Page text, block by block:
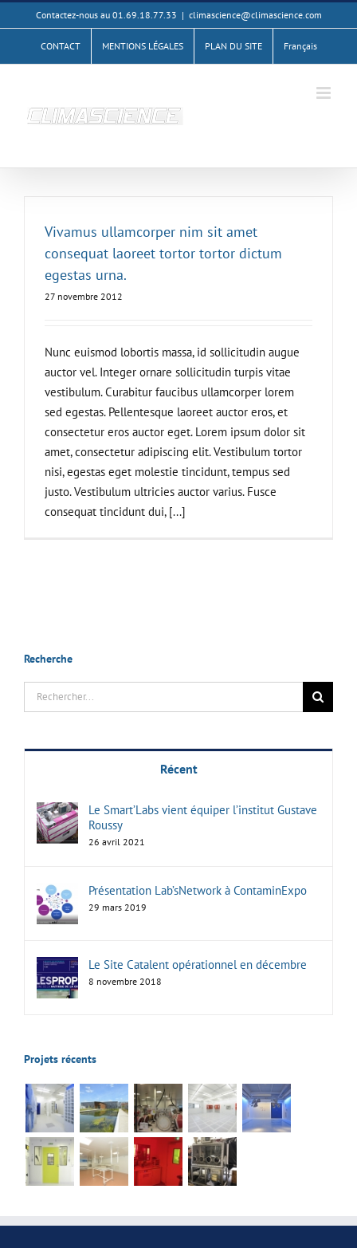
au
Contactez-nous au 01.69.18.77.33 | climascience@climascience.com
CONTACT MENTIONS LÉGALES PLAN DU SITE Français
Vivamus ullamcorper nim sit amet
consequat laoreet tortor tortor dictum
egestas urna.
27 novembre 2012
Nunc euismod lobortis massa, id sollicitudin augue
auctor vel. Integer ornare sollicitudin turpis vitae
vestibulum. Curabitur faucibus ullamcorper lorem
sed egestas. Pellentesque laoreet auctor eros, et
consectetur eros auctor eget. Lorem ipsum dolor sit
amet, consectetur adipiscing elit. Vestibulum tortor
nisi, egestas eget molestie tincidunt, tempus sed
justo. Vestibulum ultricies auctor varius. Fusce
consequat tincidunt dui, [...]
Recherche
Rechercher:
Récent
Le Smart’Labs vient équiper l’institut Gustave
Roussy
26 avril 2021
Présentation Lab’sNetwork à ContaminExpo
29 mars 2019
Le Site Catalent opérationnel en décembre
8 novembre 2018
Projets récents